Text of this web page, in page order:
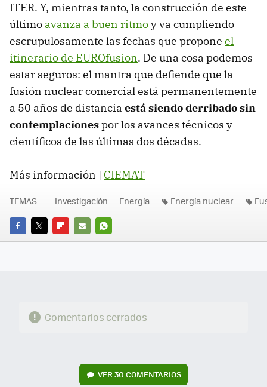
ITER. Y, mientras tanto, la construcción de este
último avanza a buen ritmoy va cumpliendo
escrupulosamente las fechas que propone el
itinerario de EUROfusion. De una cosa podemos
estar seguros: el mantra que defiende que la
fusión nuclear comercial está permanentemente
a 50 años de distancia está siendo derribado sin
contemplacionespor los avances técnicos y
científicos de las últimas dos décadas.
Más información | CIEMAT
FACEBOOK
TWITTERFLIPBOARD
E-
WHATSAPP
TEMAS Investigación Energía Energía nuclear
Comentarios cerrados
VER30 COMENTARIOS